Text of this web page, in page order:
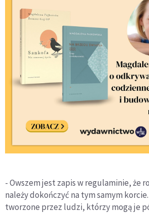
- Owszem jest zapis w regulaminie, że
należy dokończyć na tym samym
tworzone przez ludzi, którzy mogą je